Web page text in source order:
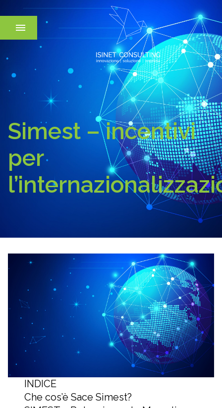
Simest – incentivi
per
INDICE
Che cos’è Sace Simest?